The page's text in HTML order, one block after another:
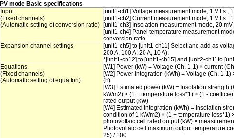
PV mode Basic specifications
Input
(Fixed channels)
(Automatic setting of conversion ratio)
[unit1-ch1] Voltage measurement mode, 1 V f.s.,
[unit1-ch2] Current measurement mode, 1 V f.s.,
[unit1-ch3] Insolation measurement mode, 20
[unit1-ch4] Panel temperature measurement
conversion ratio
Expansion channel settings
[unit1-ch5] to [unit1-ch11] Select and add as
200 A, 100 A, 20 A, 10 A).
*[unit1-ch12] to [unit1-ch15] and [unit2-ch1] to
Equations
(Fixed channels)
(Automatic setting of equation)
[W1] Power (kW) = Voltage (Ch. 1-1) × current
[W2] Power integration (kWh) = Voltage (Ch. 1-
(h)
[W3] Estimated power (kW) = Insolation strength
kW/m2) × (1 + temperature loss*1) × (1 -
rated output (kW)
[W4] Estimated integration (kWh) = Insolation
condition of 1 kW/m2) × (1 + temperature loss*1)
photovoltaic cell rated output (kW) ×
Photovoltaic cell maximum output temperature
25) / 100